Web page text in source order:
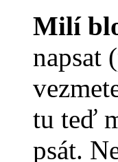
Milí
napsat
tu teď
psát.